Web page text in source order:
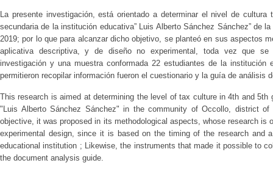
La presente investigación, está orientado a determinar el nivel de
secundaria de la institución educativa” Luis Alberto Sánchez Sánchez” de
2019; por lo que para alcanzar dicho objetivo, se planteó en sus aspectos
aplicativa descriptiva, y de diseño no experimental, toda vez que se
investigación y una muestra conformada 22 estudiantes de la institución
permitieron recopilar información fueron el cuestionario y la guía de análisis
This research is aimed at determining the level of tax culture in 4th and
"Luis Alberto Sánchez Sánchez" in the community of Occollo, district
objective, it was proposed in its methodological aspects, whose research is
experimental design, since it is based on the timing of the research and
educational institution ; Likewise, the instruments that made it possible to
the document analysis guide.